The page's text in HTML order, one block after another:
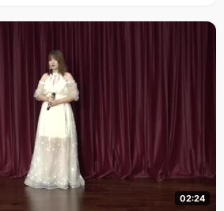
力。"诚然，杜彦涛的成绩非常优秀，高三阶段
级第一，一路平顺的走到了高考考场。 杜彦
民家庭，为了生存，爸爸很早就做起了小包工
妈妈为了照顾孩子，在家附近摆了个水果摊，
杜彦涛会帮妈妈搬运水果，或者守一下摊子。
是充满了幸福。爸爸妈妈的勤劳和辛苦让杜彦
，爸爸妈妈常跟我说，要好好学习，上小学的时
，考清华北大，"杜彦涛安静并且乖巧，在学习
为家里人减少一些负担，这也成为我好好学习的
校老师都会帮我想办法减免一些学费，进入银
5：30就要起床给自
日渐消瘦的身影极大的震撼着杜彦涛的心，他无
比很多同学要差，出生时无法选择，我只能通过
02:24